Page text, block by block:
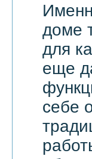
доме
для
еще
себе